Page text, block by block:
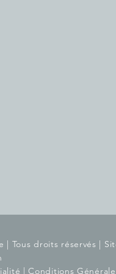
Tous droits réservés |
| Conditions